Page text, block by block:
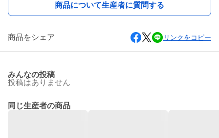
商品について生産者に質問する
商品をシェア リンクをコピー
みんなの投稿
投稿はありません
同じ生産者の商品